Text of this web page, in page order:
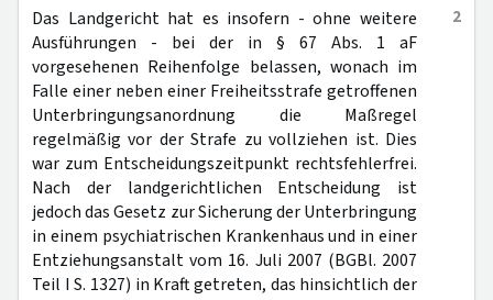
2
Das Landgericht hat es insofern - ohne weitere
Ausführungen - bei der in § 67 Abs. 1 aF
vorgesehenen Reihenfolge belassen, wonach im
Falle einer neben einer Freiheitsstrafe getroffenen
Unterbringungsanordnung die Maßregel
regelmäßig vor der Strafe zu vollziehen ist. Dies
war zum Entscheidungszeitpunkt rechtsfehlerfrei.
Nach der landgerichtlichen Entscheidung ist
jedoch das Gesetz zur Sicherung der Unterbringung
in einem psychiatrischen Krankenhaus und in einer
Entziehungsanstalt vom 16. Juli 2007 (BGBl. 2007
Teil I S. 1327) in Kraft getreten, das hinsichtlich der